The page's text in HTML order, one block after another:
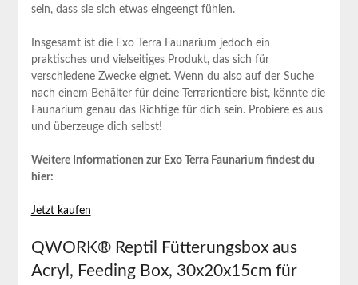
sein, dass sie sich etwas ​eingeengt ‌fühlen.
Insgesamt ist die Exo Terra Faunarium ⁢jedoch ein
praktisches und vielseitiges Produkt, das‍ sich⁢ für
verschiedene ⁣Zwecke eignet.⁢ Wenn du also auf ​der ‌Suche
nach einem Behälter für deine Terrarientiere bist,⁣ könnte die
Faunarium genau das Richtige für dich sein. Probiere es ​aus⁢
und überzeuge dich selbst!
Weitere Informationen zur‍ Exo Terra Faunarium findest ⁣du
hier:
Jetzt kaufen
QWORK®⁤ Reptil⁢ Fütterungsbox aus‌
Acryl, Feeding Box, 30x20x15cm für